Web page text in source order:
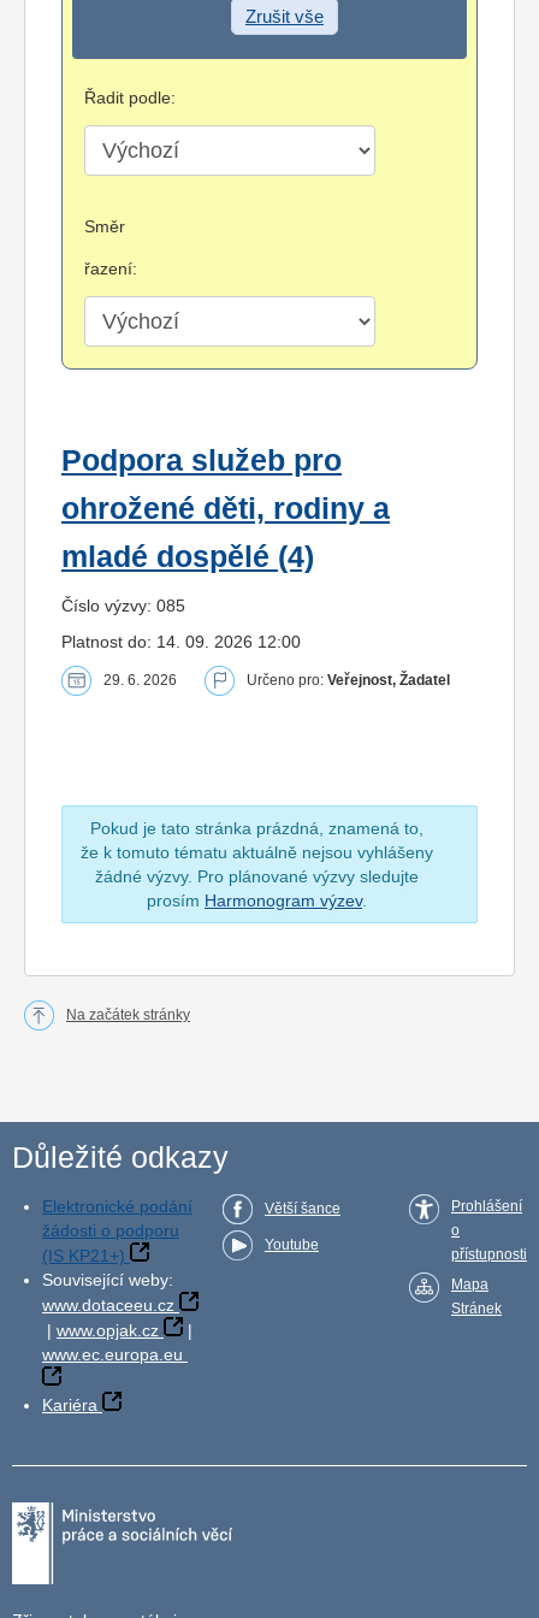
Zrušit vše
Řadit podle:
Směr
řazení:
Podpora služeb pro
ohrožené děti, rodiny a
mladé dospělé (4)
Číslo výzvy: 085
Platnost do: 14. 09. 2026 12:00
29. 6. 2026 Určeno pro: Veřejnost, Žadatel
Pokud je tato stránka prázdná, znamená to,
že k tomuto tématu aktuálně nejsou vyhlášeny
žádné výzvy. Pro plánované výzvy sledujte
prosím Harmonogram výzev.
Na začátek stránky
Důležité odkazy
Elektronické podání
žádosti o podporu
(IS KP21+)
Související weby:
www.dotaceeu.cz
| www.opjak.cz
|
www.ec.europa.eu
Kariéra
Větší šance
Youtube
Prohlášení
o
přístupnosti
Mapa
Stránek